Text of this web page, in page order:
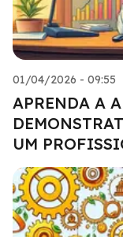
01/04/2026 - 09:55
APRENDA A
UM